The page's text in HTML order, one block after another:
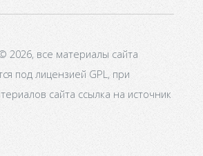
2026, все материалы сайта
под лицензией GPL, при
сайта ссылка на источник